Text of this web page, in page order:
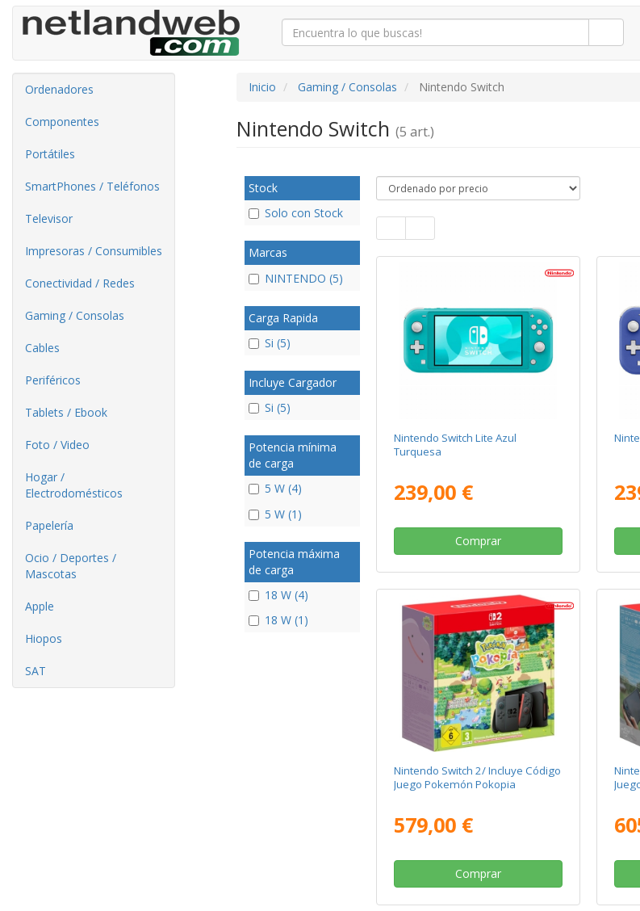
Ordenadores
Componentes
Portátiles
SmartPhones / Teléfonos
Televisor
Impresoras / Consumibles
Conectividad / Redes
Gaming / Consolas
Cables
Periféricos
Tablets / Ebook
Foto / Video
Hogar /
Electrodomésticos
Papelería
Ocio / Deportes /
Mascotas
Apple
Hiopos
SAT
Inicio Gaming / Consolas Nintendo Switch
Nintendo Switch (5 art.)
Stock
Solo con Stock
Marcas
NINTENDO (5)
Carga Rapida
Si (5)
Incluye Cargador
Si (5)
Potencia mínima
de carga
5 W (4)
5 W (1)
Potencia máxima
de carga
18 W (4)
18 W (1)
Nintendo Switch Lite Azul
Turquesa
239,00 €
Comprar
Nintendo Switch 2/ Incluye Código
Juego Pokemón Pokopia
579,00 €
Comprar